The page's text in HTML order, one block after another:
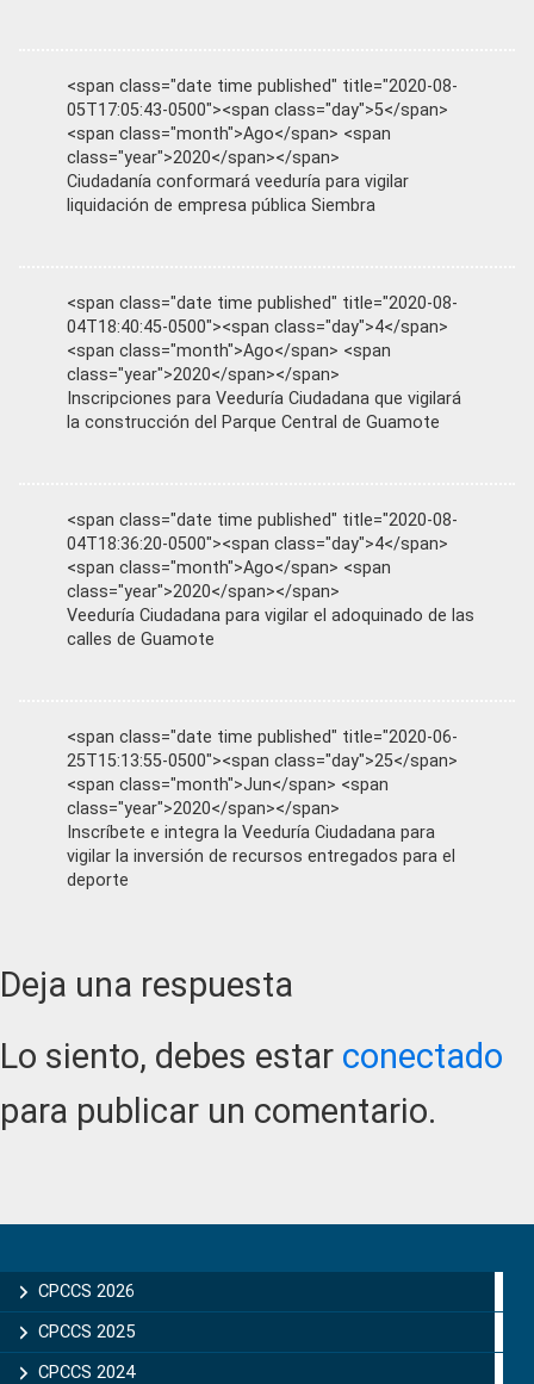
<span class="date time published" title="2020-08-
05T17:05:43-0500"><span class="day">5</span>
<span class="month">Ago</span> <span
class="year">2020</span></span>
Ciudadanía conformará veeduría para vigilar
liquidación de empresa pública Siembra
<span class="date time published" title="2020-08-
04T18:40:45-0500"><span class="day">4</span>
<span class="month">Ago</span> <span
class="year">2020</span></span>
Inscripciones para Veeduría Ciudadana que vigilará
la construcción del Parque Central de Guamote
<span class="date time published" title="2020-08-
04T18:36:20-0500"><span class="day">4</span>
<span class="month">Ago</span> <span
class="year">2020</span></span>
Veeduría Ciudadana para vigilar el adoquinado de las
calles de Guamote
<span class="date time published" title="2020-06-
25T15:13:55-0500"><span class="day">25</span>
<span class="month">Jun</span> <span
class="year">2020</span></span>
Inscríbete e integra la Veeduría Ciudadana para
vigilar la inversión de recursos entregados para el
deporte
Reader
Interactions
Deja una respuesta
Lo siento, debes estar conectado
para publicar un comentario.
Sidebar
CPCCS 2026
CPCCS 2025
CPCCS 2024